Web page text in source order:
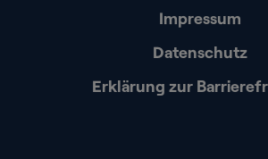
Impressum
Datenschutz
Erklärung zur